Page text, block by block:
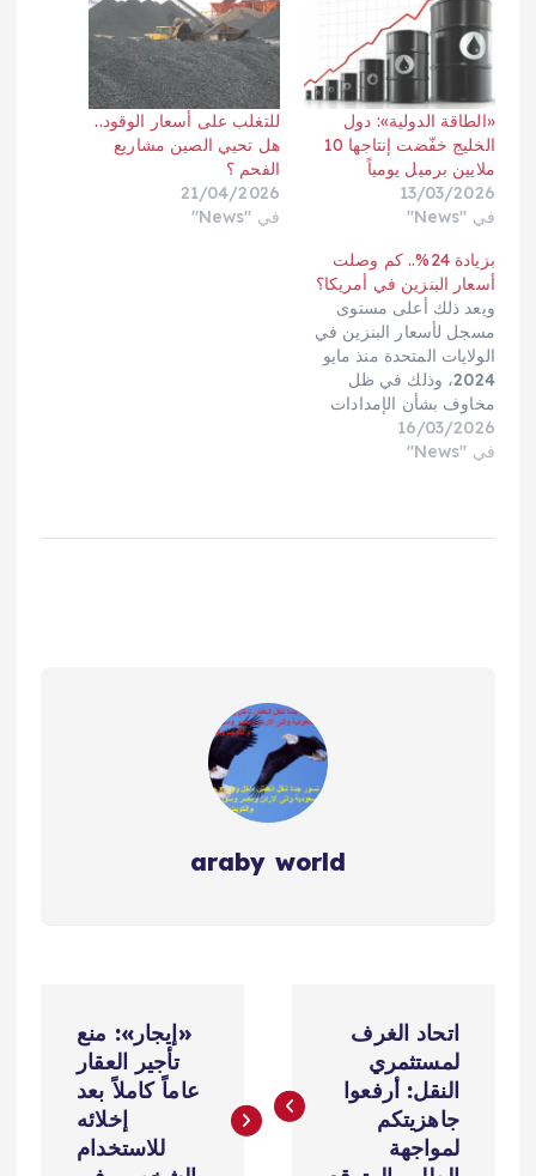
«الطاقة الدولية»: دول
الخليج خفّضت إنتاجها 10
ملايين برميل يومياً
13/03/2026
في "News"
للتغلب على أسعار الوقود..
هل تحيي الصين مشاريع
الفحم ؟
21/04/2026
في "News"
بزيادة 24%.. كم وصلت
أسعار البنزين في أمريكا؟
ويعد ذلك أعلى مستوى
مسجل لأسعار البنزين في
الولايات المتحدة منذ مايو
2024، وذلك في ظل
مخاوف بشأن الإمدادات
نتيجة الحرب بين إسرائيل
والولايات المتحدة من جهة
16/03/2026
في "News"
araby world
ص
اتحاد الغرف
لمستثمري
النقل: أرفعوا
جاهزيتكم
لمواجهة
«إيجار»: منع
تأجير العقار
عاماً كاملاً بعد
إخلائه
للاستخدام